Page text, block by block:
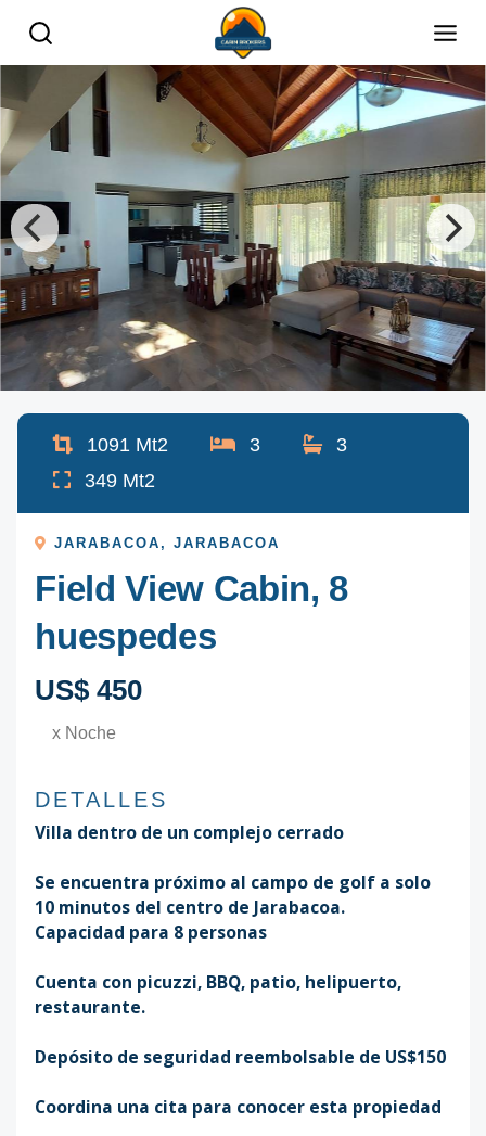
1091 Mt2 3
3
349 Mt2
JARABACOA ,JARABACOA
Field View Cabin, 8
huespedes
US$ 450
x Noche
DETALLES
Villa dentro de un complejo cerrado
Se encuentra próximo al campo de golf a solo
10 minutos del centro de Jarabacoa.
Capacidad para 8 personas
Cuenta con picuzzi, BBQ, patio, helipuerto,
restaurante.
Depósito de seguridad reembolsable de US$150
Coordina una cita para conocer esta propiedad